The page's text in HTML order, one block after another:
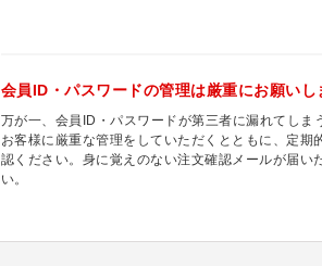
会員ID・パスワードの管理は厳重にお願いし
万が一、会員ID・パスワードが第三者に漏れてしま
お客様に厳重な管理をしていただくとともに、定
認ください。身に覚えのない注文確認メールが届
い。